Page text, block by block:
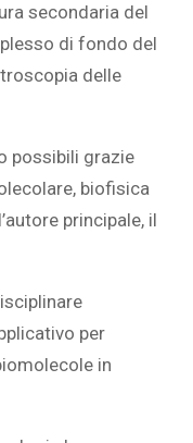
secondaria del
di fondo del
delle
possibili grazie
biofisica
principale, il
per
in